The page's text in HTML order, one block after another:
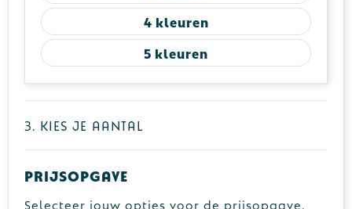
4
5
3. Kies je aantal
Prijsopgave
Selecteer jouw opties voor de prijsopgave.